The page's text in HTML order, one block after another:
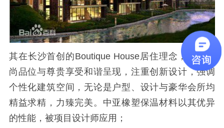
其在长沙首创的Boutique House居住理念，更将时
尚品位与尊贵享受和谐呈现，注重创新设计，强调
个性化建筑空间，无论是户型、设计与豪华会所均
精益求精，力臻完美。中亚橡塑保温材料以其优异
的性能，被项目设计师应用；